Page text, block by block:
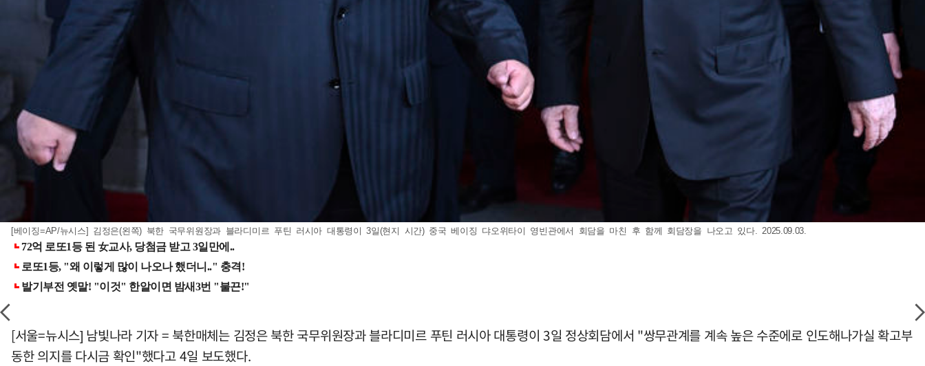
[베이징=AP/뉴시스] 김정은(왼쪽) 북한 국무위원장과 블라디미르 푸틴 러시아 대통령이 3일(현지 시간) 중국 베이징 댜오위타이 영빈관에서 회담을 마친 후 함께 회담장을 나오고 있다. 2025.09.03.
[서울=뉴시스] 남빛나라 기자 = 북한매체는 김정은 북한 국무위원장과 블라디미르 푸틴 러시아 대통령이 3일 정상회담에서 "쌍무관계를 계속 높은 수준에로 인도해나가실 확고부
동한 의지를 다시금 확인"했다고 4일 보도했다.